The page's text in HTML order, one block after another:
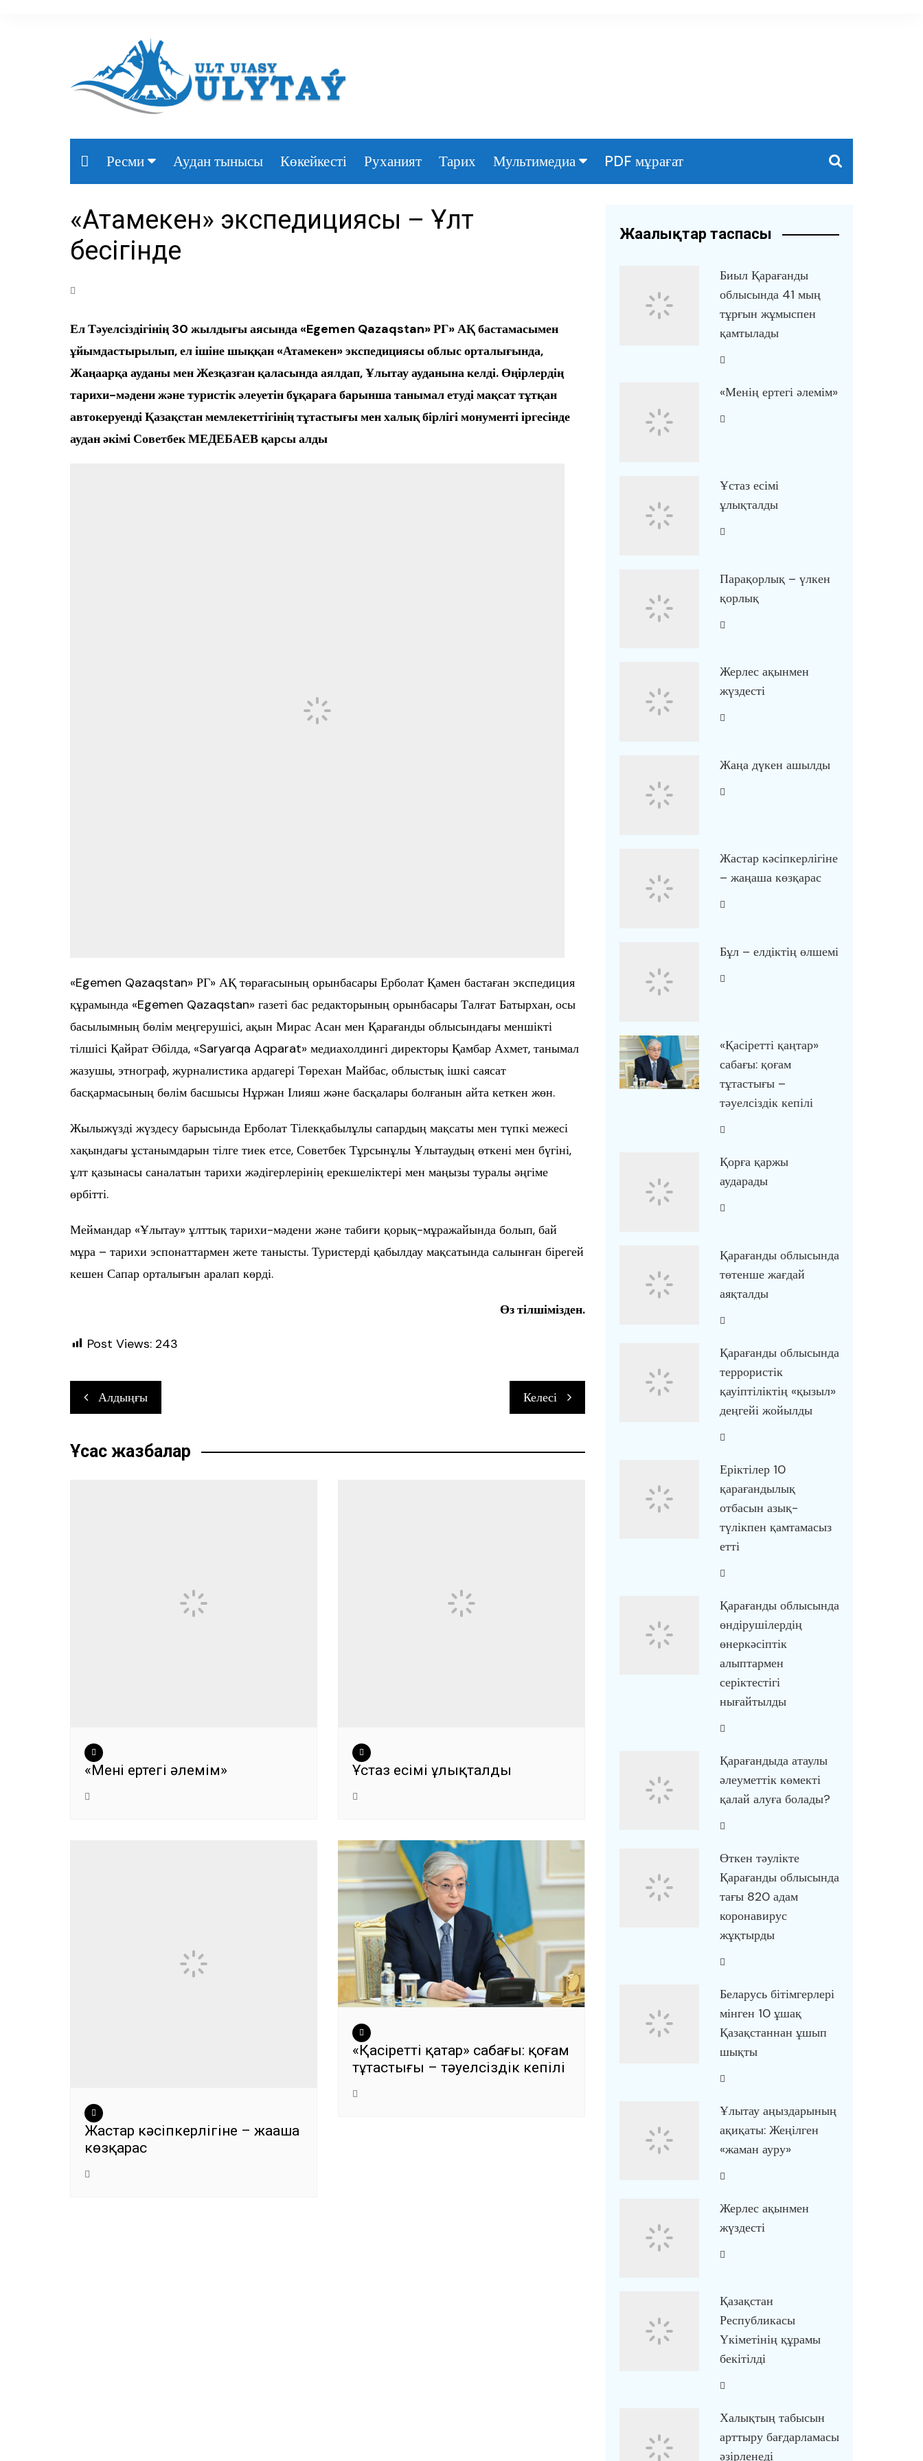
Ресми
Үкімет
Парламент
Аудан тынысы Көкейкесті Руханият Тарих Мультимедиа PDF мұрағат
«Атамекен» экспедициясы – Ұлт
бесігінде
Ел Тәуелсіздігінің 30 жылдығы аясында «Egemen Qazaqstan» РГ» АҚ бастамасымен
ұйымдастырылып, ел ішіне шыққан «Атамекен» экспедициясы облыс орталығында,
Жаңаарқа ауданы мен Жезқазған қаласында аялдап, Ұлытау ауданына келді. Өңірлердің
тарихи-мәдени және туристік әлеуетін бұқараға барынша танымал етуді мақсат тұтқан
автокеруенді Қазақстан мемлекеттігінің тұтастығы мен халық бірлігі монументі іргесінде
аудан әкімі Советбек МЕДЕБАЕВ қарсы алды
«Egemen Qazaqstan» РГ» АҚ төрағасының орынбасары Ерболат Қамен бастаған экспедиция
құрамында «Egemen Qazaqstan» газеті бас редакторының орынбасары Талғат Батырхан, осы
басылымның бөлім меңгерушісі, ақын Мирас Асан мен Қарағанды облысындағы меншікті
тілшісі Қайрат Әбілда, «Saryarqa Aqparat» медиахолдингі директоры Қамбар Ахмет, танымал
жазушы, этнограф, журналистика ардагері Төрехан Майбас, облыстық ішкі саясат
басқармасының бөлім басшысы Нұржан Ілияш және басқалары болғанын айта кеткен жөн.
Жылыжүзді жүздесу барысында Ерболат Тілекқабылұлы сапардың мақсаты мен түпкі межесі
хақындағы ұстанымдарын тілге тиек етсе, Советбек Тұрсынұлы Ұлытаудың өткені мен бүгіні,
ұлт қазынасы саналатын тарихи жәдігерлерінің ерекшеліктері мен маңызы туралы әңгіме
өрбітті.
Меймандар «Ұлытау» ұлттық тарихи-мәдени және табиғи қорық-мұражайында болып, бай
мұра – тарихи эспонаттармен жете танысты. Туристерді қабылдау мақсатында салынған бірегей
кешен Сапар орталығын аралап көрді.
Өз тілшімізден.
Post Views: 243
Навигация
по
записям
Алдыңғы Келесі
Ұқсас жазбалар
«Менің ертегі әлемім» Ұстаз есімі ұлықталды
Жастар кәсіпкерлігіне – жаңаша
көзқарас
«Қасіретті қаңтар» сабағы: қоғам
тұтастығы – тәуелсіздік кепілі
Жаңалықтар таспасы
Биыл Қарағанды
облысында 41 мың
тұрғын жұмыспен
қамтылады
«Менің ертегі әлемім»
Ұстаз есімі
ұлықталды
Парақорлық – үлкен
қорлық
Жерлес ақынмен
жүздесті
Жаңа дүкен ашылды
Жастар кәсіпкерлігіне
– жаңаша көзқарас
Бұл – елдіктің өлшемі
«Қасіретті қаңтар»
сабағы: қоғам
тұтастығы –
тәуелсіздік кепілі
Қорға қаржы
аударады
Қарағанды облысында
төтенше жағдай
аяқталды
Қарағанды облысында
террористік
қауіптіліктің «қызыл»
деңгейі жойылды
Еріктілер 10
қарағандылық
отбасын азық-
түлікпен қамтамасыз
етті
Қарағанды облысында
өндірушілердің
өнеркәсіптік
алыптармен
серіктестігі
нығайтылды
Қарағандыда атаулы
әлеуметтік көмекті
қалай алуға болады?
Өткен тәулікте
Қарағанды облысында
тағы 820 адам
коронавирус
жұқтырды
Беларусь бітімгерлері
мінген 10 ұшақ
Қазақстаннан ұшып
шықты
Ұлытау аңыздарының
ақиқаты: Жеңілген
«жаман ауру»
Жерлес ақынмен
жүздесті
Қазақстан
Республикасы
Үкіметінің құрамы
бекітілді
Халықтың табысын
арттыру бағдарламасы
әзірленеді